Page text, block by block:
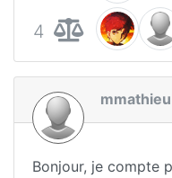
4
mmathieu
Bonjour, je compte